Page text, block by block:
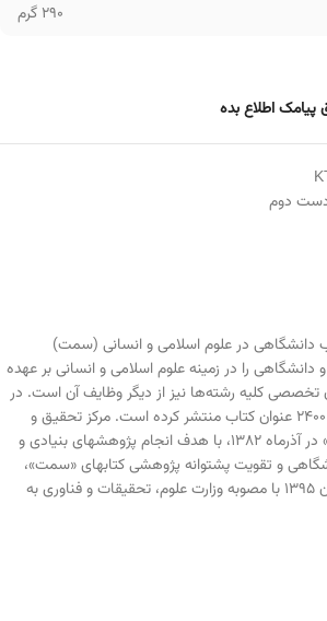
290 گرم
اطلاع بده
دوم
دانشگاهی در علوم اسلامی و انسانی (سمت)
را در زمینه علوم اسلامی و انسانی بر عهده
تخصصی کلیه رشته‌ها نیز از دیگر وظایف آن است. در
همین راستا تاکنون بیش از ۲۴۰۰ عنوان کتاب منتشر کرده است. مرکز تحقیق و
توسعه علوم انسانی «سمت» در آذرماه ۱۳۸۲، با هدف انجام پژوهشهای بنیادی و
و تقویت پشتوانه پژوهشی کتابهای «سمت»،
تأسیس شد. این مرکز در آبان ۱۳۹۵ با مصوبه وزارت علوم، تحقیقات و فناوری به